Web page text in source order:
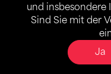
und insbesondere
Sind Sie mit der
Ja